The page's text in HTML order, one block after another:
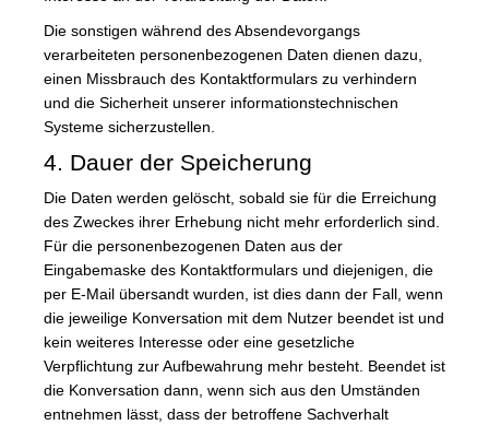
Die sonstigen während des Absendevorgangs
verarbeiteten personenbezogenen Daten dienen dazu,
einen Missbrauch des Kontaktformulars zu verhindern
und die Sicherheit unserer informationstechnischen
Systeme sicherzustellen.
4. Dauer der Speicherung
Die Daten werden gelöscht, sobald sie für die Erreichung
des Zweckes ihrer Erhebung nicht mehr erforderlich sind.
Für die personenbezogenen Daten aus der
Eingabemaske des Kontaktformulars und diejenigen, die
per E-Mail übersandt wurden, ist dies dann der Fall, wenn
die jeweilige Konversation mit dem Nutzer beendet ist und
kein weiteres Interesse oder eine gesetzliche
Verpflichtung zur Aufbewahrung mehr besteht. Beendet ist
die Konversation dann, wenn sich aus den Umständen
entnehmen lässt, dass der betroffene Sachverhalt